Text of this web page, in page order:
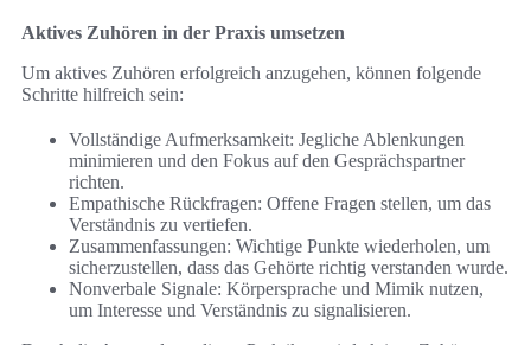
Aktives Zuhören in der Praxis umsetzen
Um aktives Zuhören erfolgreich anzugehen, können folgende
Schritte hilfreich sein:
Vollständige Aufmerksamkeit: Jegliche Ablenkungen
minimieren und den Fokus auf den Gesprächspartner
richten.
Empathische Rückfragen: Offene Fragen stellen, um das
Verständnis zu vertiefen.
Zusammenfassungen: Wichtige Punkte wiederholen, um
sicherzustellen, dass das Gehörte richtig verstanden wurde.
Nonverbale Signale: Körpersprache und Mimik nutzen,
um Interesse und Verständnis zu signalisieren.